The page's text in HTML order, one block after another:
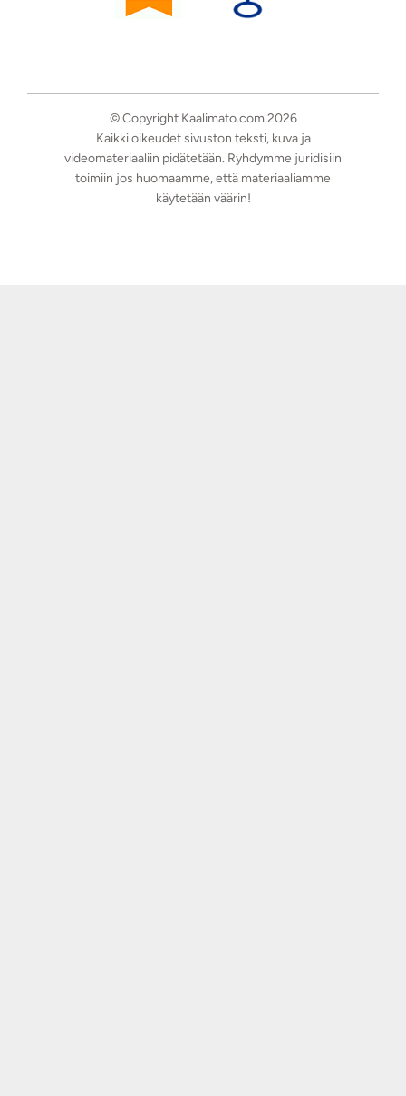
© Copyright Kaalimato.com 2026
Kaikki oikeudet sivuston teksti, kuva ja
videomateriaaliin pidätetään. Ryhdymme juridisiin
toimiin jos huomaamme, että materiaaliamme
käytetään väärin!